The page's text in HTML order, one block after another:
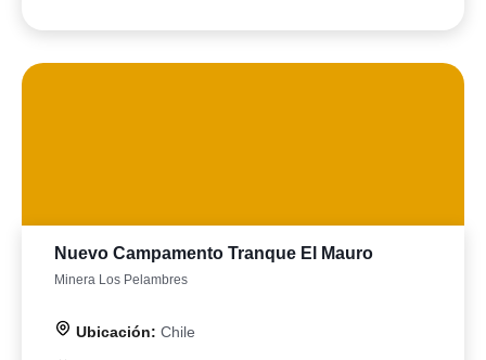
Nuevo Campamento Tranque El Mauro
Minera Los Pelambres
Ubicación: Chile